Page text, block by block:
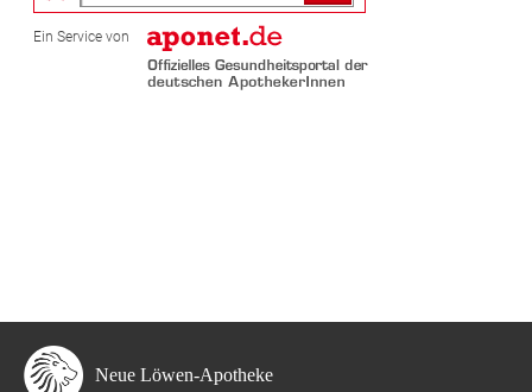
Ein Service von
Neue Löwen-Apotheke